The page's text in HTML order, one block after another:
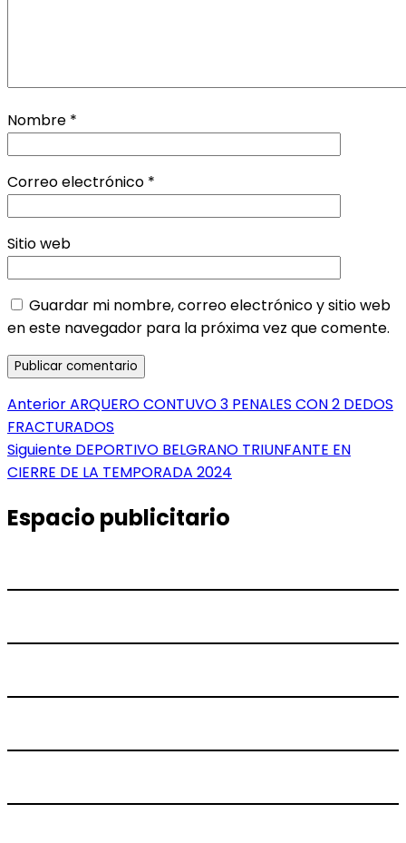
Nombre *
Correo electrónico *
Sitio web
Guardar mi nombre, correo electrónico y sitio web
en este navegador para la próxima vez que comente.
Navegación
de
entradas
AnteriorEntrada
anterior:
ARQUERO CONTUVO 3 PENALES CON 2 DEDOS
FRACTURADOS
Siguiente Entrada
siguiente:
DEPORTIVO BELGRANO TRIUNFANTE EN
CIERRE DE LA TEMPORADA 2024
Espacio publicitario